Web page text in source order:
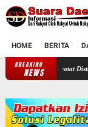
HOME BERITA
BREAKING
NEWS Selama